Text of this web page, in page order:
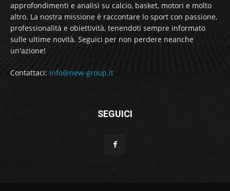
approfondimenti e analisi su calcio, basket, motori e molto
altro. La nostra missione è raccontare lo sport con passione,
professionalità e obiettività, tenendoti sempre informato
sulle ultime novità. Seguici per non perdere neanche
un'azione!
Contattaci: info@new-group.it
SEGUICI